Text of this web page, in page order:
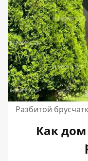
Разбитой
Как дом